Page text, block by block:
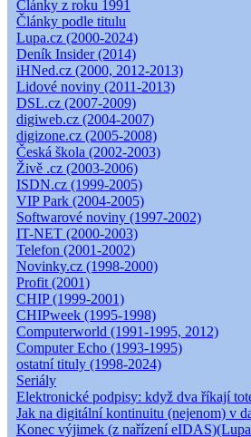
Články z roku 1991
Články podle titulu
Lupa.cz (2000-2024)
Deník Insider (2014)
iHNed.cz (2000, 2012-2013)
Lidové noviny (2011-2013)
DSL.cz (2007-2009)
digiweb.cz (2004-2007)
digizone.cz (2005-2008)
Česká škola (2002-2003)
Živě .cz (2003-2006)
ISDN.cz (1999-2005)
VIP Park (2004-2005)
Softwarové noviny (1997-2002)
IT-NET (2000-2003)
Telefon (2001-2002)
Novinky.cz (1998-2000)
Profit (2001)
CHIP (1999-2001)
CHIPweek (1995-1998)
Computerworld (1991-1995, 2012)
Computer Echo (1993-1995)
ostatní tituly (1998-2024)
Seriály
Elektronické podpisy: když dva říkají
Jak na digitální kontinuitu (nejenom) v
Konec výjimek (z nařízení